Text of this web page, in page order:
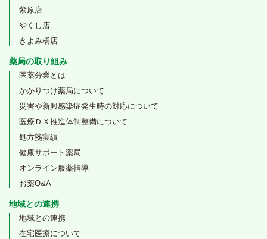
紫原店
やくし店
きよみ橋店
薬局の取り組み
医薬分業とは
かかりつけ薬局について
災害や新興感染症発生時の対応について
医療ＤＸ推進体制整備について
処方箋実績
健康サポート薬局
オンライン服薬指導
お薬Q&A
地域との連携
地域との連携
在宅医療について